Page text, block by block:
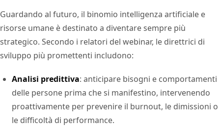
Guardando al futuro, il binomio intelligenza artificiale e
risorse umane è destinato a diventare sempre più
strategico. Secondo i relatori del webinar, le direttrici di
sviluppo più promettenti includono:
Analisi predittiva: anticipare bisogni e comportamenti
delle persone prima che si manifestino, intervenendo
proattivamente per prevenire il burnout, le dimissioni o
le difficoltà di performance.